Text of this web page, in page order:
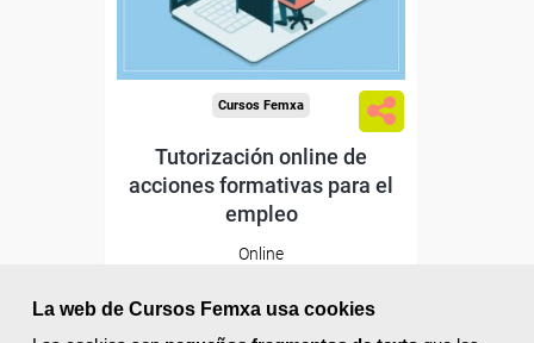
La web de Cursos Femxa usa cookies
Compra segura
Cursos Femxa
Tutorización online de
acciones formativas para el
empleo
Online
195,00 €
117,00 €